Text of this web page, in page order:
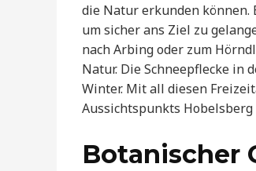
die Natur erkunden können.
um sicher ans Ziel zu
nach Arbing oder zum
Natur. Die Schneepflecke in
Winter. Mit all diesen
Aussichtspunkts
Botanischer